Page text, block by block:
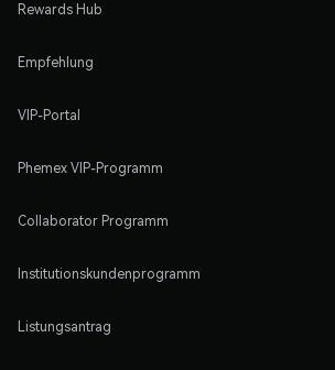
Rewards Hub
Empfehlung
VIP-Portal
Phemex VIP-Programm
Collaborator Programm
Institutionskundenprogramm
Listungsantrag